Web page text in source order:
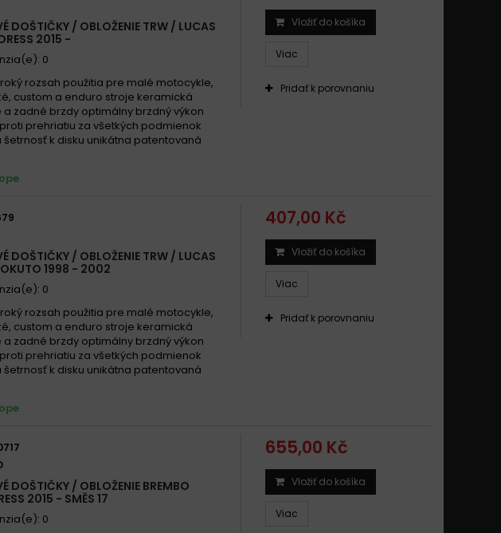
DOŠTIČKY / OBLOŽENIE TRW / LUCAS
2015 -
0
rozsah použitia pre malé motocykle,
custom a enduro stroje keramická
zadné brzdy optimálny brzdný výkon
prehriatiu za všetkých podmienok
k disku unikátna patentovaná
Vložiť do košíka
Viac
Pridať k porovnaniu
DOŠTIČKY / OBLOŽENIE TRW / LUCAS
1998 - 2002
0
rozsah použitia pre malé motocykle,
custom a enduro stroje keramická
zadné brzdy optimálny brzdný výkon
prehriatiu za všetkých podmienok
k disku unikátna patentovaná
407,00 Kč
Vložiť do košíka
Viac
Pridať k porovnaniu
DOŠTIČKY / OBLOŽENIE BREMBO
2015 - SMĚS 17
0
655,00 Kč
Vložiť do košíka
Viac